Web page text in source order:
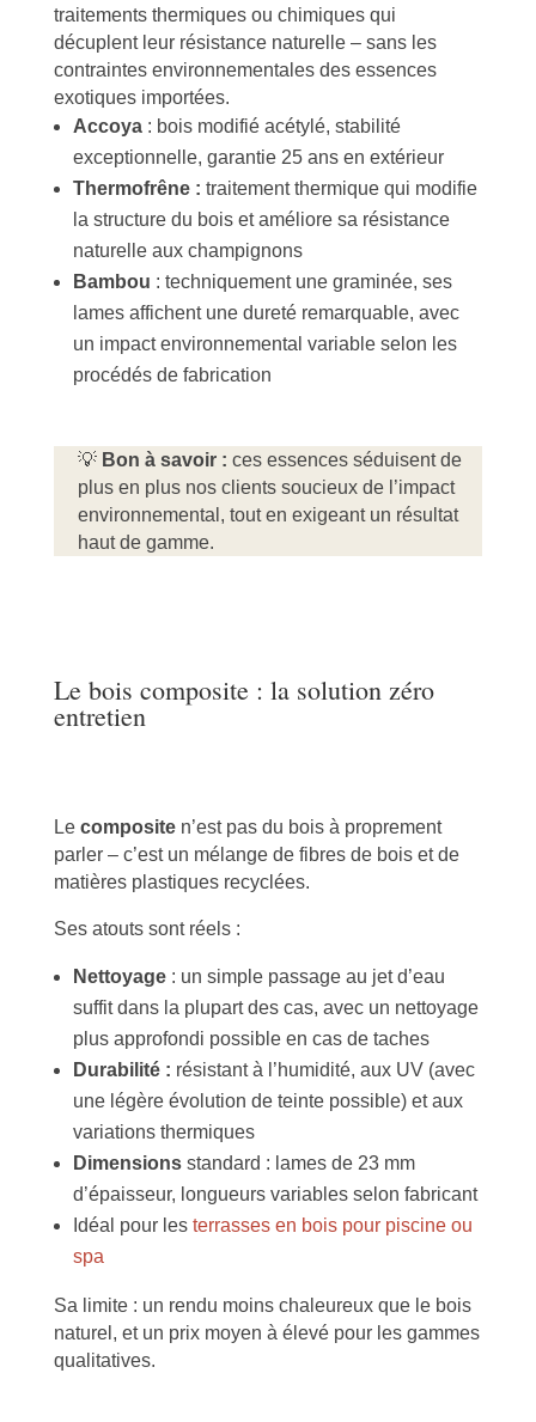
traitements thermiques ou chimiques qui
décuplent leur résistance naturelle – sans les
contraintes environnementales des essences
exotiques importées.
Accoya: bois modifié acétylé, stabilité
exceptionnelle, garantie 25 ans en extérieur
Thermofrêne : traitement thermique qui modifie
la structure du bois et améliore sa résistance
naturelle aux champignons
Bambou : techniquement une graminée, ses
lames affichent une dureté remarquable, avec
un impact environnemental variable selon les
procédés de fabrication
💡 Bon à savoir : ces essences séduisent de
plus en plus nos clients soucieux de l’impact
environnemental, tout en exigeant un résultat
haut de gamme.
Le bois composite : la solution zéro
entretien
Le compositen’est pas du bois à proprement
parler – c’est un mélange de fibres de bois et de
matières plastiques recyclées.
Ses atouts sont réels :
Nettoyage: un simple passage au jet d’eau
suffit dans la plupart des cas, avec un nettoyage
plus approfondi possible en cas de taches
Durabilité : résistant à l’humidité, aux UV (avec
une légère évolution de teinte possible) et aux
variations thermiques
Dimensionsstandard : lames de 23 mm
d’épaisseur, longueurs variables selon fabricant
Idéal pour les terrasses en bois pour piscine ou
spa
Sa limite : un rendu moins chaleureux que le bois
naturel, et un prix moyen à élevé pour les gammes
qualitatives.